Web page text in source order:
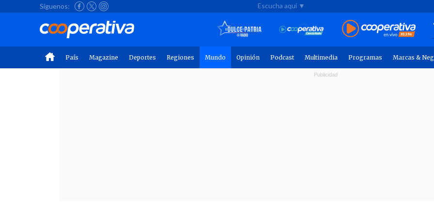
Síguenos: Escucha aquí ▼
País Magazine Deportes Regiones Mundo Opinión Podcast Multimedia Programas Marcas &